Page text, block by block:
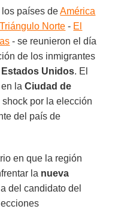
los países deAmérica
Triángulo Norte - El
- se reunieron el día
de los inmigrantes
Estados Unidos. El
en laCiudad de
por la elección
del país de
en que la región
la nueva
del candidato del